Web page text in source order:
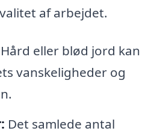
af arbejdet.
Hård eller blød jord kan
vanskeligheder og
Det samlede antal